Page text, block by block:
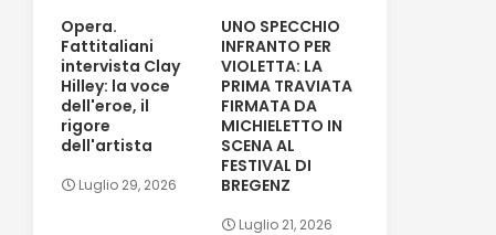
Opera.
Fattitaliani
intervista Clay
Hilley: la voce
dell'eroe, il
rigore
dell'artista
Luglio 29, 2026
UNO SPECCHIO
INFRANTO PER
VIOLETTA: LA
PRIMA TRAVIATA
FIRMATA DA
MICHIELETTO IN
SCENA AL
FESTIVAL DI
BREGENZ
Luglio 21, 2026